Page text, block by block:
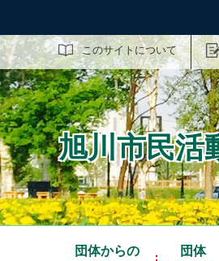
このサイトについて
サイト内検索
旭川市民
団体からの
団体